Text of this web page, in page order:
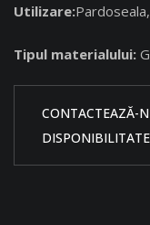
Utilizare:
Tipul materialului:
CONTACTEAZĂ-